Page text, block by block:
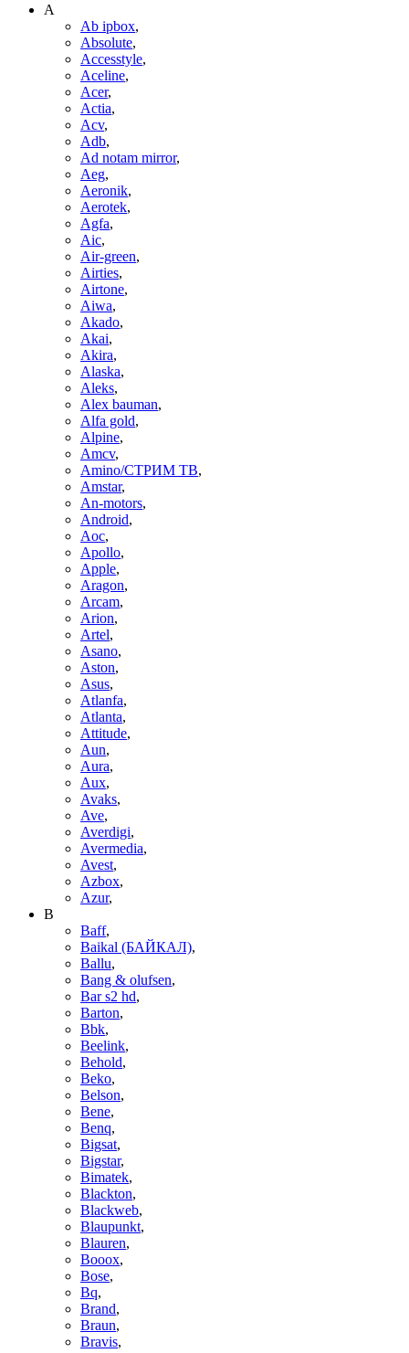
A
Ab ipbox,
Absolute,
Accesstyle,
Aceline,
Acer,
Actia,
Acv,
Adb,
Ad notam mirror,
Aeg,
Aeronik,
Aerotek,
Agfa,
Aic,
Air-green,
Airties,
Airtone,
Aiwa,
Akado,
Akai,
Akira,
Alaska,
Aleks,
Alex bauman,
Alfa gold,
Alpine,
Amcv,
Amino/СТРИМ ТВ,
Amstar,
An-motors,
Android,
Aoc,
Apollo,
Apple,
Aragon,
Arcam,
Arion,
Artel,
Asano,
Aston,
Asus,
Atlanfa,
Atlanta,
Attitude,
Aun,
Aura,
Aux,
Avaks,
Ave,
Averdigi,
Avermedia,
Avest,
Azbox,
Azur,
B
Baff,
Baikal (БАЙКАЛ),
Ballu,
Bang & olufsen,
Bar s2 hd,
Barton,
Bbk,
Beelink,
Behold,
Beko,
Belson,
Bene,
Benq,
Bigsat,
Bigstar,
Bimatek,
Blackton,
Blackweb,
Blaupunkt,
Blauren,
Booox,
Bose,
Bq,
Brand,
Braun,
Bravis,